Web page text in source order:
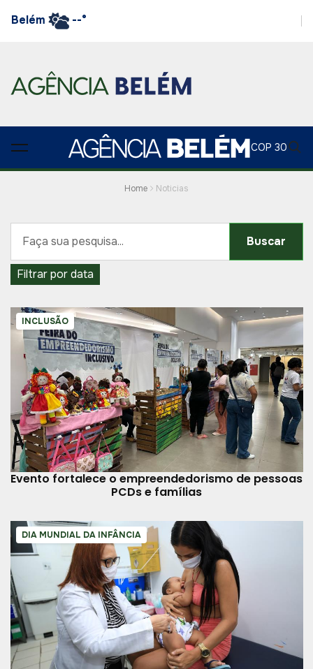
Belém --°
COP 30
Home Noticias
Buscar
Filtrar por data
INCLUSÃO
Evento fortalece o empreendedorismo de pessoas
PCDs e famílias
DIA MUNDIAL DA INFÂNCIA